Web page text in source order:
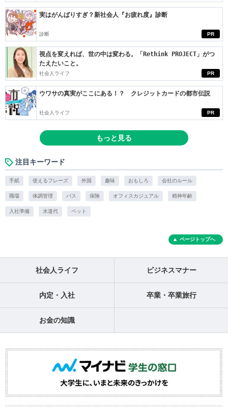
PR
実はがんばりすぎ？新社会人『お疲れ度』診断
診断
PR
視点を変えれば、世の中は変わる。「Rethink PROJECT」がつ
たえたいこと。
社会人ライフ
PR
ウワサの真実がここにある！？ クレジットカードの都市伝説
社会人ライフ
もっと見る
注目キーワード
手紙 使えるフレーズ 外国 趣味 おもしろ 会社のルール
職場 体調管理 バス 保険 オフィスカジュアル 精神年齢
入社準備 水道代 ペット
ページトップへ
社会人ライフ ビジネスマナー
内定・入社 卒業・卒業旅行
お金の知識